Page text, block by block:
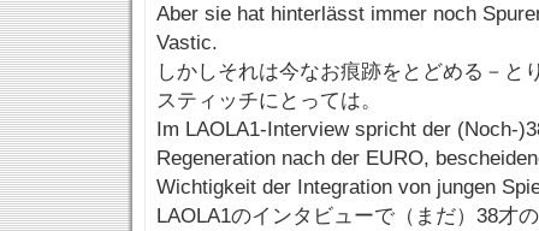
Aber sie hat hinterlässt immer noch
Vastic.
しかしそれは今なお痕跡をとどめる－と
スティッチにとっては。
Im LAOLA1-Interview spricht der (Noch-
Regeneration nach der EURO,
Wichtigkeit der Integration von jungen
LAOLA1のインタビューで（まだ）38才